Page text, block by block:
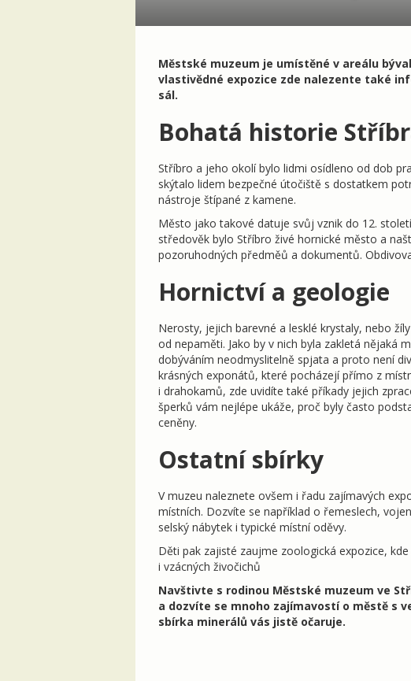
Městské muzeum je umístěné v areálu
vlastivědné expozice zde nalezente také
sál.
Bohatá historie
Stříbro a jeho okolí bylo lidmi osídleno od dob
skýtalo lidem bezpečné útočiště s dostatkem
nástroje štípané z kamene.
Město jako takové datuje svůj vznik do 12.
středověk bylo Stříbro živé hornické město a
pozoruhodných předměů a dokumentů.
Hornictví a geologie
Nerosty, jejich barevné a lesklé krystaly, nebo
od nepaměti. Jako by v nich byla zakletá nějaká
dobýváním neodmyslitelně spjata a proto není
krásných exponátů, které pocházejí přímo z
i drahokamů, zde uvidíte také příkady jejich
šperků vám nejlépe ukáže, proč byly často
ceněny.
Ostatní sbírky
V muzeu naleznete ovšem i řadu zajímavých
místních. Dozvíte se například o řemeslech,
selský nábytek i typické místní oděvy.
Děti pak zajisté zaujme zoologická expozice,
i vzácných živočichů
Navštivte s rodinou Městské muzeum ve
a dozvíte se mnoho zajímavostí o městě s
sbírka minerálů vás jistě očaruje.